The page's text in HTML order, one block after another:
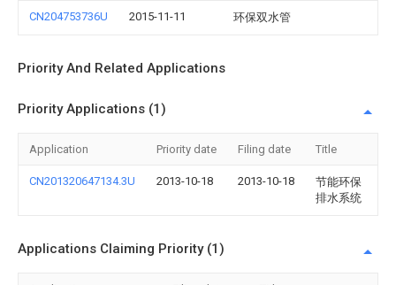
CN204753736U 2015-11-11 环保双水管
Priority And Related Applications
Priority Applications (1)
Application Priority date Filing date Title
CN201320647134.3U 2013-10-18 2013-10-18
节能环保
排水系统
Applications Claiming Priority (1)